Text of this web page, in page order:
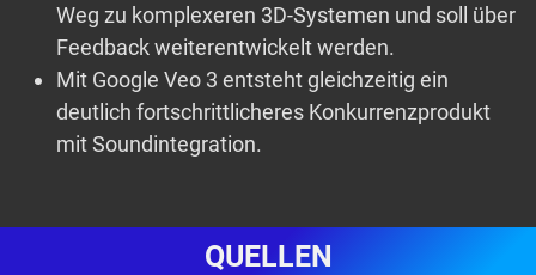
Weg zu komplexeren 3D-Systemen und soll über
Feedback weiterentwickelt werden.
Mit Google Veo 3 entsteht gleichzeitig ein
deutlich fortschrittlicheres Konkurrenzprodukt
mit Soundintegration.
QUELLEN